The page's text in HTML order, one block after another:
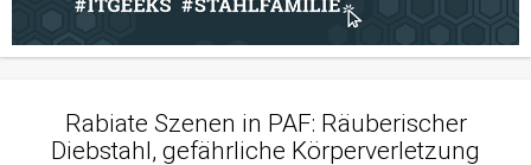
Rabiate Szenen in PAF: Räuberischer
Diebstahl, gefährliche Körperverletzung